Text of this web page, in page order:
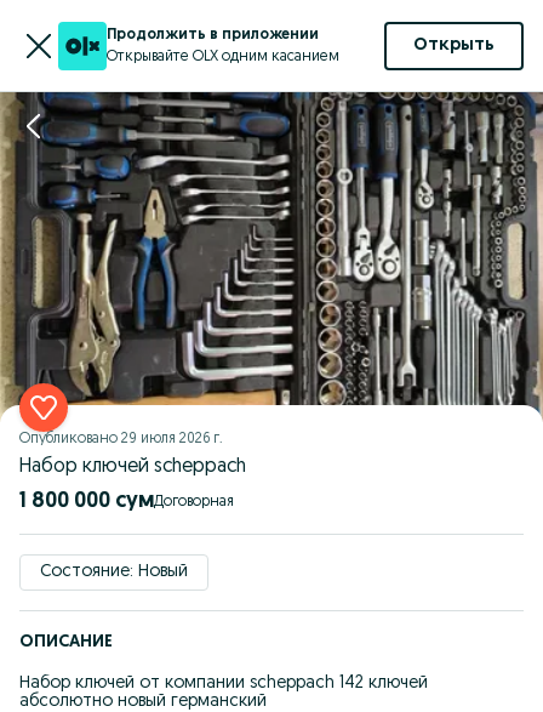
Продолжить в приложении
Открывайте OLX одним касанием
Открыть
Опубликовано 29 июля 2026 г.
Набор ключей scheppach
1 800 000 сум Договорная
Состояние: Новый
ОПИСАНИЕ
Набор ключей от компании scheppach 142 ключей
абсолютно новый германский